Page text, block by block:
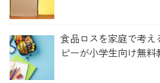
食品ロスを家庭で考
ピーが小学生向け無料